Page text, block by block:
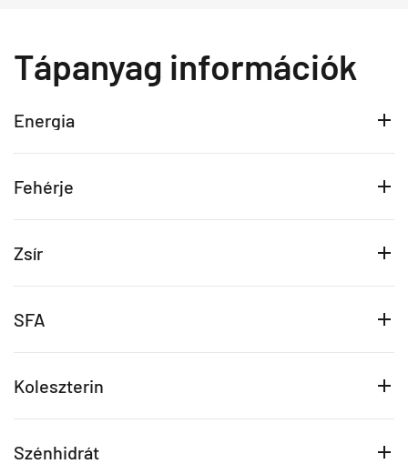
Tápanyag információk
Energia
Fehérje
Zsír
SFA
Koleszterin
Szénhidrát